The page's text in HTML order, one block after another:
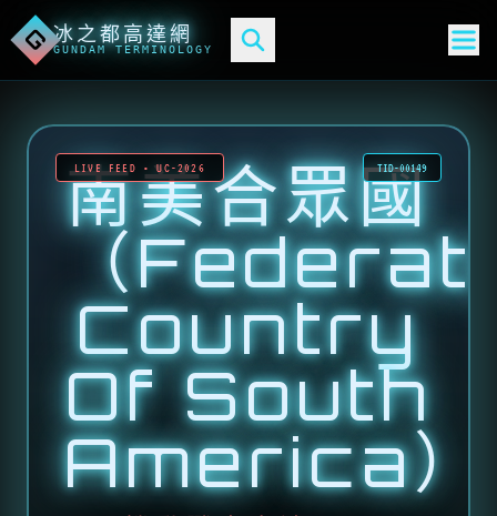
G冰之都高達網
GUNDAM TERMINOLOGY
LIVE FEED • UC-2026 TID-00149
南美合眾國
（
Country
Of South
America）